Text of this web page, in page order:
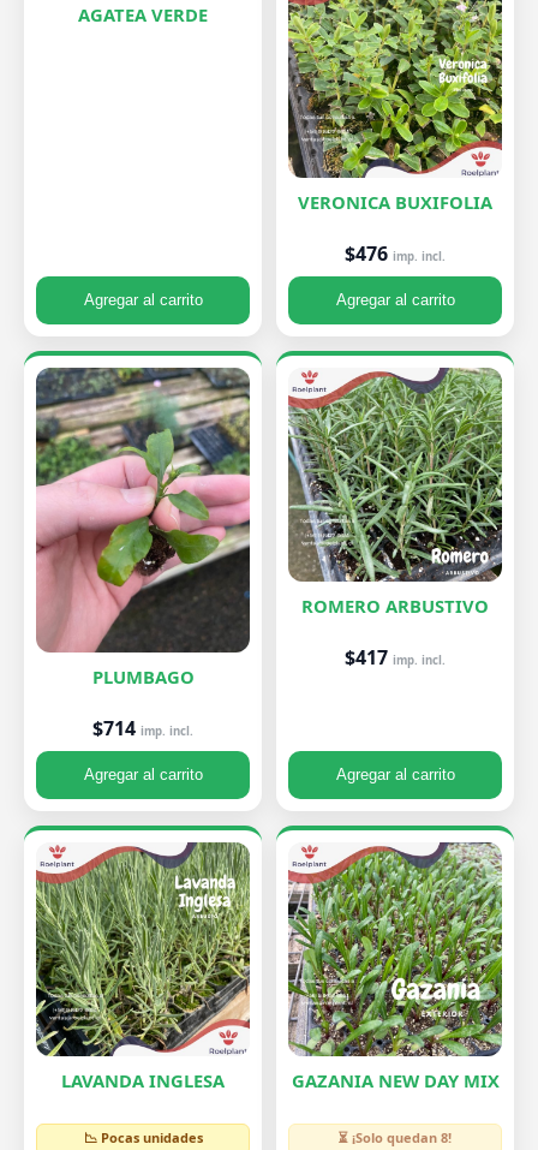
AGATEA VERDE
Agregar al carrito
VERONICA BUXIFOLIA
$476 imp. incl.
Agregar al carrito
PLUMBAGO
$714 imp. incl.
Agregar al carrito
ROMERO ARBUSTIVO
$417 imp. incl.
Agregar al carrito
LAVANDA INGLESA
📉 Pocas unidades
GAZANIA NEW DAY MIX
⏳ ¡Solo quedan 8!